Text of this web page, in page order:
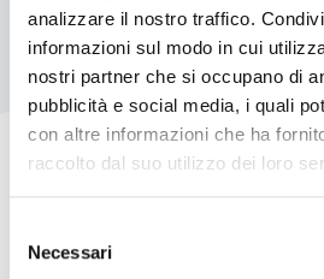
analizzare il nostro traffico.
informazioni sul modo in cui
nostri partner che si occupano di
pubblicità e social media, i quali
con altre informazioni che ha
raccolto dal suo utilizzo dei loro
all'informativa:
https://
delNecessariProva l'App Order Sender